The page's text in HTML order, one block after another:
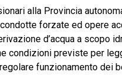
alla Provincia
forzate ed opere
d’acqua a scopo
condizioni previste per
funzionamento dei